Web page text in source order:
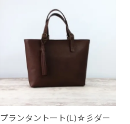
プランタントート(L)☆彡ダー